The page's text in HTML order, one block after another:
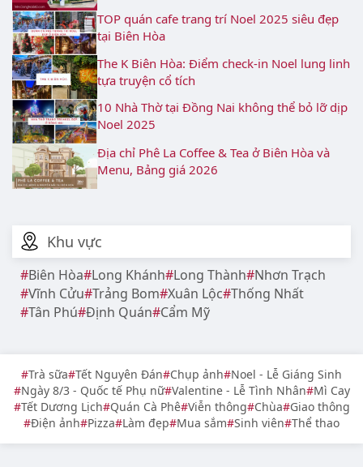
Khu vực
Biên Hòa Long Khánh Long Thành Nhơn Trạch
Vĩnh Cửu Trảng Bom Xuân Lộc Thống Nhất
Tân Phú Định Quán Cẩm Mỹ
TOP quán cafe trang trí Noel 2025 siêu đẹp
tại Biên Hòa
The K Biên Hòa: Điểm check-in Noel lung linh
tựa truyện cổ tích
10 Nhà Thờ tại Đồng Nai không thể bỏ lỡ dịp
Noel 2025
Địa chỉ Phê La Coffee & Tea ở Biên Hòa và
Menu, Bảng giá 2026
Trà sữa Tết Nguyên Đán Chụp ảnh Noel - Lễ Giáng Sinh
Ngày 8/3 - Quốc tế Phụ nữ Valentine - Lễ Tình Nhân Mì Cay
Tết Dương Lịch Quán Cà Phê Viễn thông Chùa Giao thông
Điện ảnh Pizza Làm đẹp Mua sắm Sinh viên Thể thao